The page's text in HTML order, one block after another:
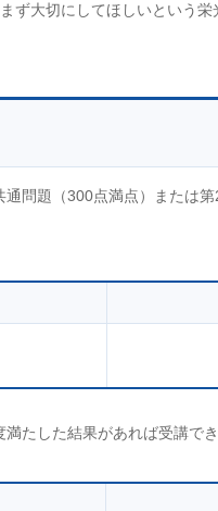
ず大切にしてほしいという
問題（300点満点）または第
たした結果があれば受講でき